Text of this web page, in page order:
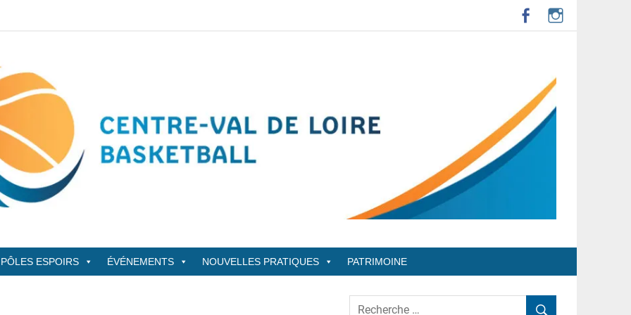
PÔLES ESPOIRS ÉVÉNEMENTS NOUVELLES PRATIQUES PATRIMOINE